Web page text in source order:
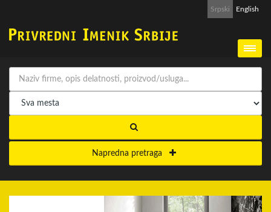
Srpski English
Napredna pretraga